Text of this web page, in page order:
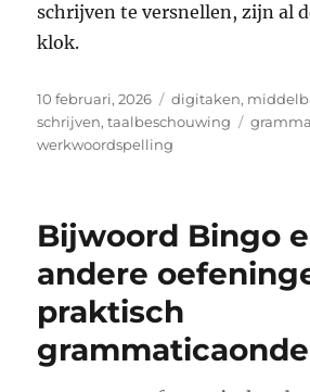
schrijven te versnellen, zijn al
klok.
Geplaatst
op
10 februari, 2026 Categorieën
digitaken,
schrijven,taalbeschouwing Tags
werkwoordspelling
Bijwoord Bingo
andere
praktisch